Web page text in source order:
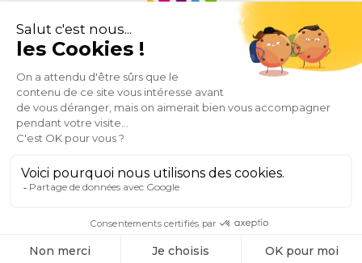
Union des Syndicats de Pharmaciens d’Officine
43 rue de Provence
Mentions
Plan
site
Espace